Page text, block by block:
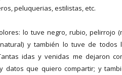
peluquerias, estilistas, etc.
lo tuve negro, rubio, pelirrojo
y también lo tuve de todos
idas y venidas me dejaron
datos que quiero compartir; y